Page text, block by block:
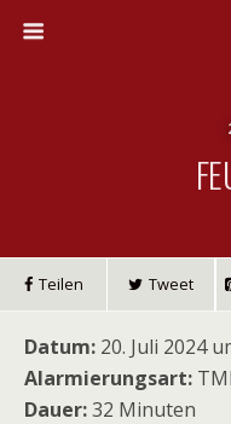
Teilen Tweet
Datum: 20. Juli 2024
Alarmierungsart:
Dauer:32 Minuten